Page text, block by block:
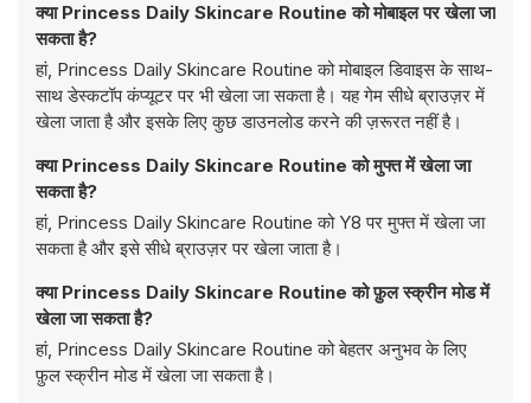
क्या Princess Daily Skincare Routine को मोबाइल पर खेला जा
सकता है?
हां, Princess Daily Skincare Routine को मोबाइल डिवाइस के साथ-
साथ डेस्कटॉप कंप्यूटर पर भी खेला जा सकता है। यह गेम सीधे ब्राउज़र में
खेला जाता है और इसके लिए कुछ डाउनलोड करने की ज़रूरत नहीं है।
क्या Princess Daily Skincare Routine को मुफ्त में खेला जा
सकता है?
हां, Princess Daily Skincare Routine को Y8 पर मुफ्त में खेला जा
सकता है और इसे सीधे ब्राउज़र पर खेला जाता है।
क्या Princess Daily Skincare Routine को फ़ुल स्क्रीन मोड में
खेला जा सकता है?
हां, Princess Daily Skincare Routine को बेहतर अनुभव के लिए
फ़ुल स्क्रीन मोड में खेला जा सकता है।